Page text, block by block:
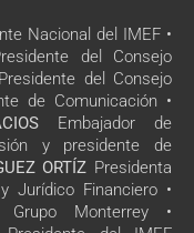
Nacional del IMEF •
del Consejo
Presidente del Consejo
de Comunicación •
Embajador de
y presidente de
ORTÍZ Presidenta
Jurídico Financiero •
Monterrey •